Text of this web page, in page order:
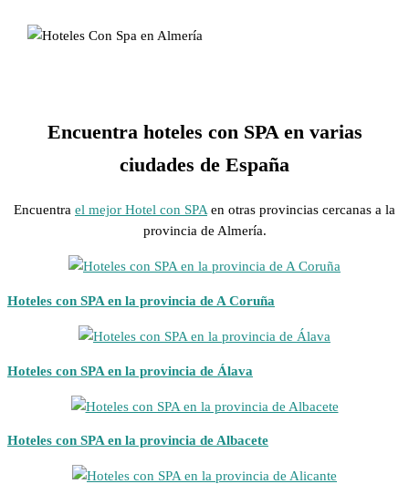
Encuentra hoteles con SPA en varias
ciudades de España
Encuentra el mejor Hotel con SPAen otras provincias cercanas a la
provincia de Almería.
Hoteles con SPA en la provincia de A Coruña
Hoteles con SPA en la provincia de Álava
Hoteles con SPA en la provincia de Albacete